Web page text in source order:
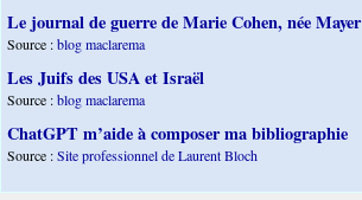
Le journal de guerre de Marie Cohen, née Mayer
Source :blog maclarema
Les Juifs des USA et Israël
Source :blog maclarema
ChatGPT m’aide à composer ma bibliographie
Source :Site professionnel de Laurent Bloch